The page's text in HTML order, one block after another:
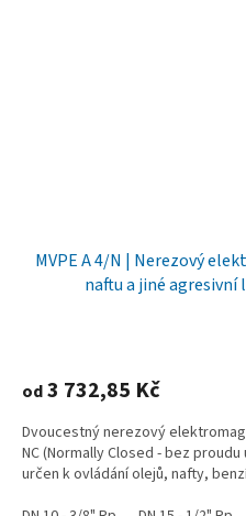
MVPE A 4/N | Nerezový
naftu a jiné agresivní
od3 732,85 Kč
Dvoucestný nerezový
NC (Normally Closed - bez
určen k ovládání olejů, nafty,